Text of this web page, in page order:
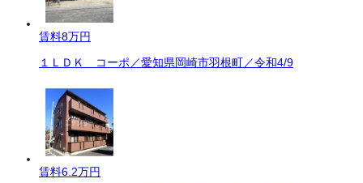
賃料8万円
１ＬＤＫ コーポ／愛知県岡崎市羽根町／令和4/9
賃料6.2万円